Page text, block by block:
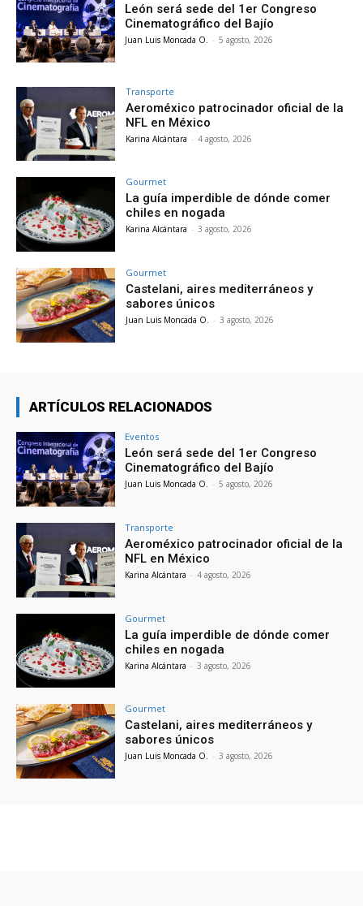
León será sede del 1er Congreso
Cinematográfico del Bajío
Juan Luis Moncada O. - 5 agosto, 2026
Transporte
Aeroméxico patrocinador oficial de la
NFL en México
Karina Alcántara - 4 agosto, 2026
Gourmet
La guía imperdible de dónde comer
chiles en nogada
Karina Alcántara - 3 agosto, 2026
Gourmet
Castelani, aires mediterráneos y
sabores únicos
Juan Luis Moncada O. - 3 agosto, 2026
ARTÍCULOS RELACIONADOS
Eventos
León será sede del 1er Congreso
Cinematográfico del Bajío
Juan Luis Moncada O. - 5 agosto, 2026
Transporte
Aeroméxico patrocinador oficial de la
NFL en México
Karina Alcántara - 4 agosto, 2026
Gourmet
La guía imperdible de dónde comer
chiles en nogada
Karina Alcántara - 3 agosto, 2026
Gourmet
Castelani, aires mediterráneos y
sabores únicos
Juan Luis Moncada O. - 3 agosto, 2026